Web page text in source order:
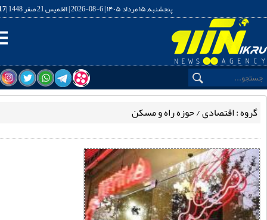
پنجشنبه, ۱۵ مرداد ۱۴۰۵ | 6-08-2026 | الخميس 21 صفر 1448 | 03:37:18
خبری تحلیلی نیک رو
: اقتصادی / حوزه راه و مسکن